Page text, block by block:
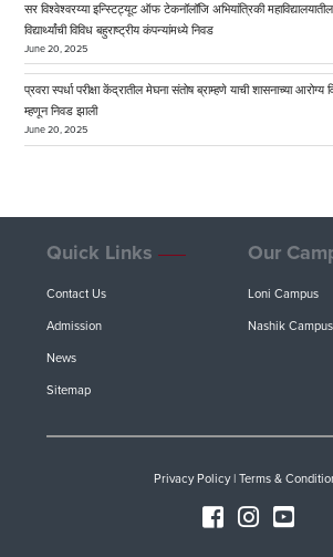
सर विश्वेश्वरय्या इन्स्टिट्यूट ऑफ टेकनॉलॉजि अभियांत्रिकी
विद्यार्थ्यांची विविध बहुराष्ट्रीय कंपन्यांमध्ये निवड
June 20, 2025
प्रवरा स्पर्धा परीक्षा केंद्रातील मेघना संतोष ब्राम्हणे याची शासनाच्या आरोग्य
म्हणून निवड झाली
June 20, 2025
Quick Links
Contact Us
Admission
News
Sitemap
Our
Loni Campus
Nashik Campus
Privacy Policy| Terms &